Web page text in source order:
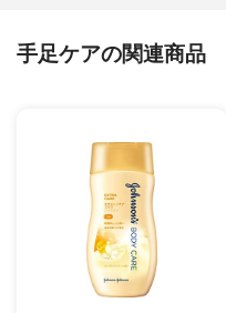
手足ケアの関連商品